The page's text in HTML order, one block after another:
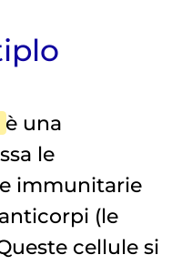
è una
le
immunitarie
(le
cellule si